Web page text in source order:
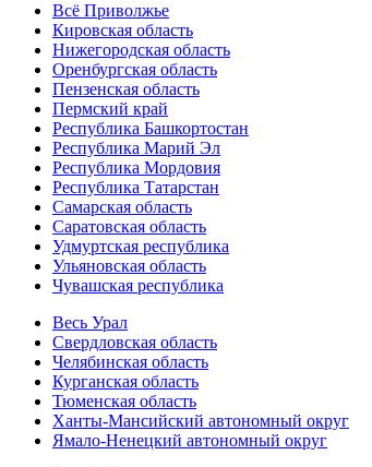
Всё Приволжье
Кировская область
Нижегородская область
Оренбургская область
Пензенская область
Пермский край
Республика Башкортостан
Республика Марий Эл
Республика Мордовия
Республика Татарстан
Самарская область
Саратовская область
Удмуртская республика
Ульяновская область
Чувашская республика
Весь Урал
Свердловская область
Челябинская область
Курганская область
Тюменская область
Ханты-Мансийский автономный округ
Ямало-Ненецкий автономный округ